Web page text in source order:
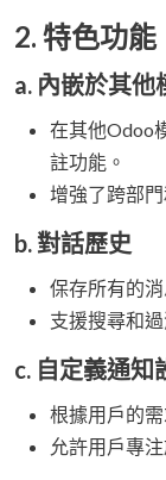
2. 特色功能
a. 內嵌於其他
在其他Odoo
註功能。
增強了跨部
b. 對話歷史
保存所有的
支援搜尋和
c. 自定義通知
根據用戶的
允許用戶專